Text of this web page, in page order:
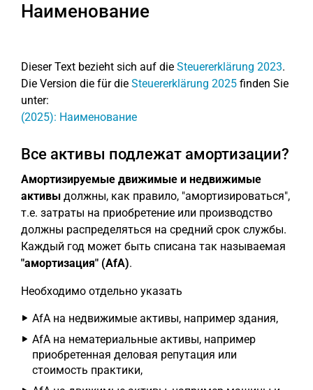
Наименование
Dieser Text bezieht sich auf die Steuererklärung 2023.
Die Version die für die Steuererklärung 2025 finden Sie
unter:
(2025): Наименование
Все активы подлежат амортизации?
Амортизируемые движимые и недвижимые
активы должны, как правило, "амортизироваться",
т.е. затраты на приобретение или производство
должны распределяться на средний срок службы.
Каждый год может быть списана так называемая
"амортизация" (AfA).
Необходимо отдельно указать
AfA на недвижимые активы, например здания,
AfA на нематериальные активы, например
приобретенная деловая репутация или
стоимость практики,